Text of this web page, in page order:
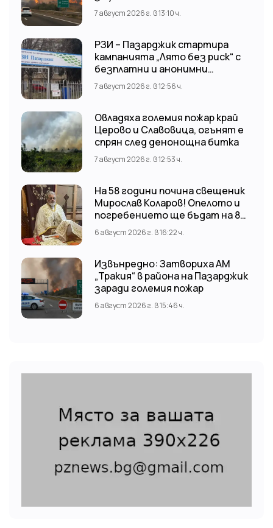
7 август 2026 г. в 13:10 ч.
РЗИ – Пазарджик стартира
кампанията „Лято без риск“ с
безплатни и анонимни
изследвания за ХИВ
7 август 2026 г. в 12:56 ч.
Овладяха големия пожар край
Церово и Славовица, огънят е
спрян след денонощна битка
7 август 2026 г. в 12:53 ч.
На 58 години почина свещеник
Мирослав Коларов! Опелото и
погребението ще бъдат на 8
август (събота) от 11:00 часа в
храм “Св. Св. Козма и Дамян”, гр.
6 август 2026 г. в 16:22 ч.
Извънредно: Затвориха АМ
„Тракия“ в района на Пазарджик
заради големия пожар
6 август 2026 г. в 15:46 ч.